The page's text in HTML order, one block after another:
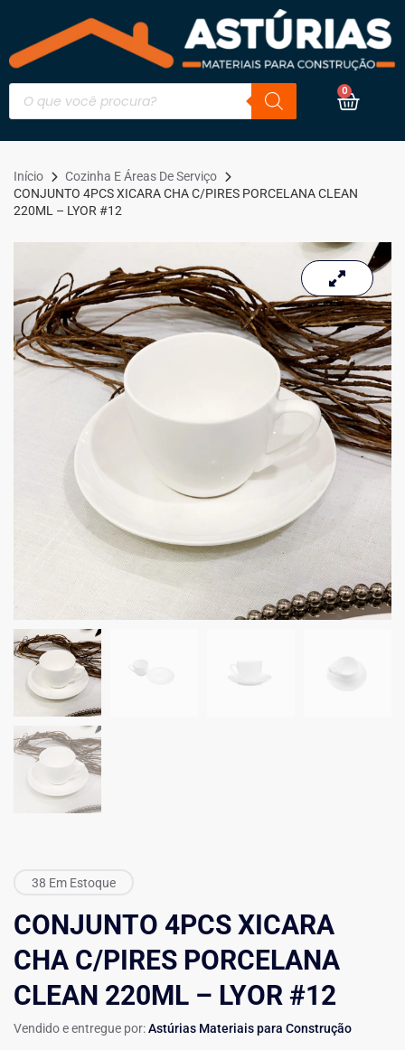
0
Início
Cozinha E Áreas De Serviço
CONJUNTO 4PCS XICARA CHA C/PIRES PORCELANA CLEAN
220ML – LYOR #12
38 Em Estoque
CONJUNTO 4PCS XICARA
CHA C/PIRES PORCELANA
CLEAN 220ML – LYOR #12
Vendido e entregue por:Astúrias Materiais para Construção